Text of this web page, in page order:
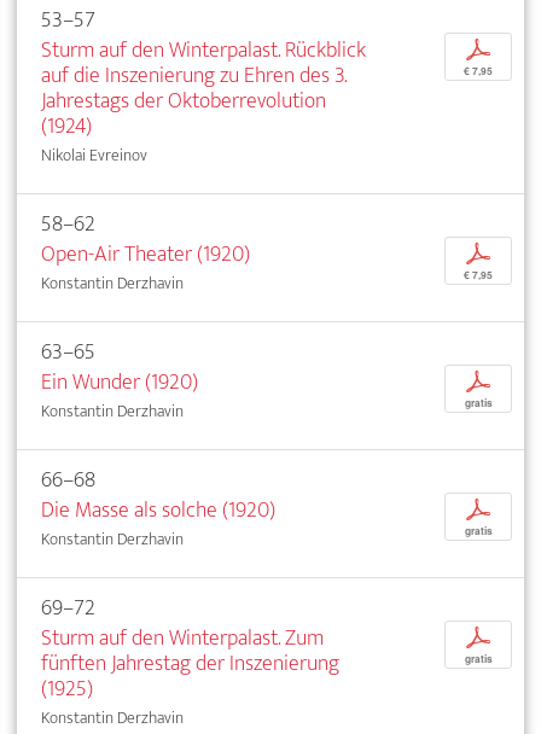
53–57
Sturm auf den Winterpalast. Rückblick
auf die Inszenierung zu Ehren des 3.
Jahrestags der Oktoberrevolution
(1924)
Nikolai Evreinov
p
€ 7,95
58–62
Open-Air Theater (1920)
Konstantin Derzhavin
p
€ 7,95
63–65
Ein Wunder (1920)
Konstantin Derzhavin
p
gratis
66–68
Die Masse als solche (1920)
Konstantin Derzhavin
p
gratis
69–72
Sturm auf den Winterpalast. Zum
fünften Jahrestag der Inszenierung
(1925)
Konstantin Derzhavin
p
gratis